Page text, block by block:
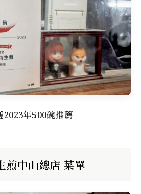
年500碗推薦
煎中山總店 菜單